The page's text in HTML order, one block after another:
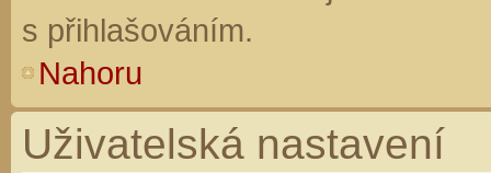
s přihlašováním.
Nahoru
Uživatelská nastavení